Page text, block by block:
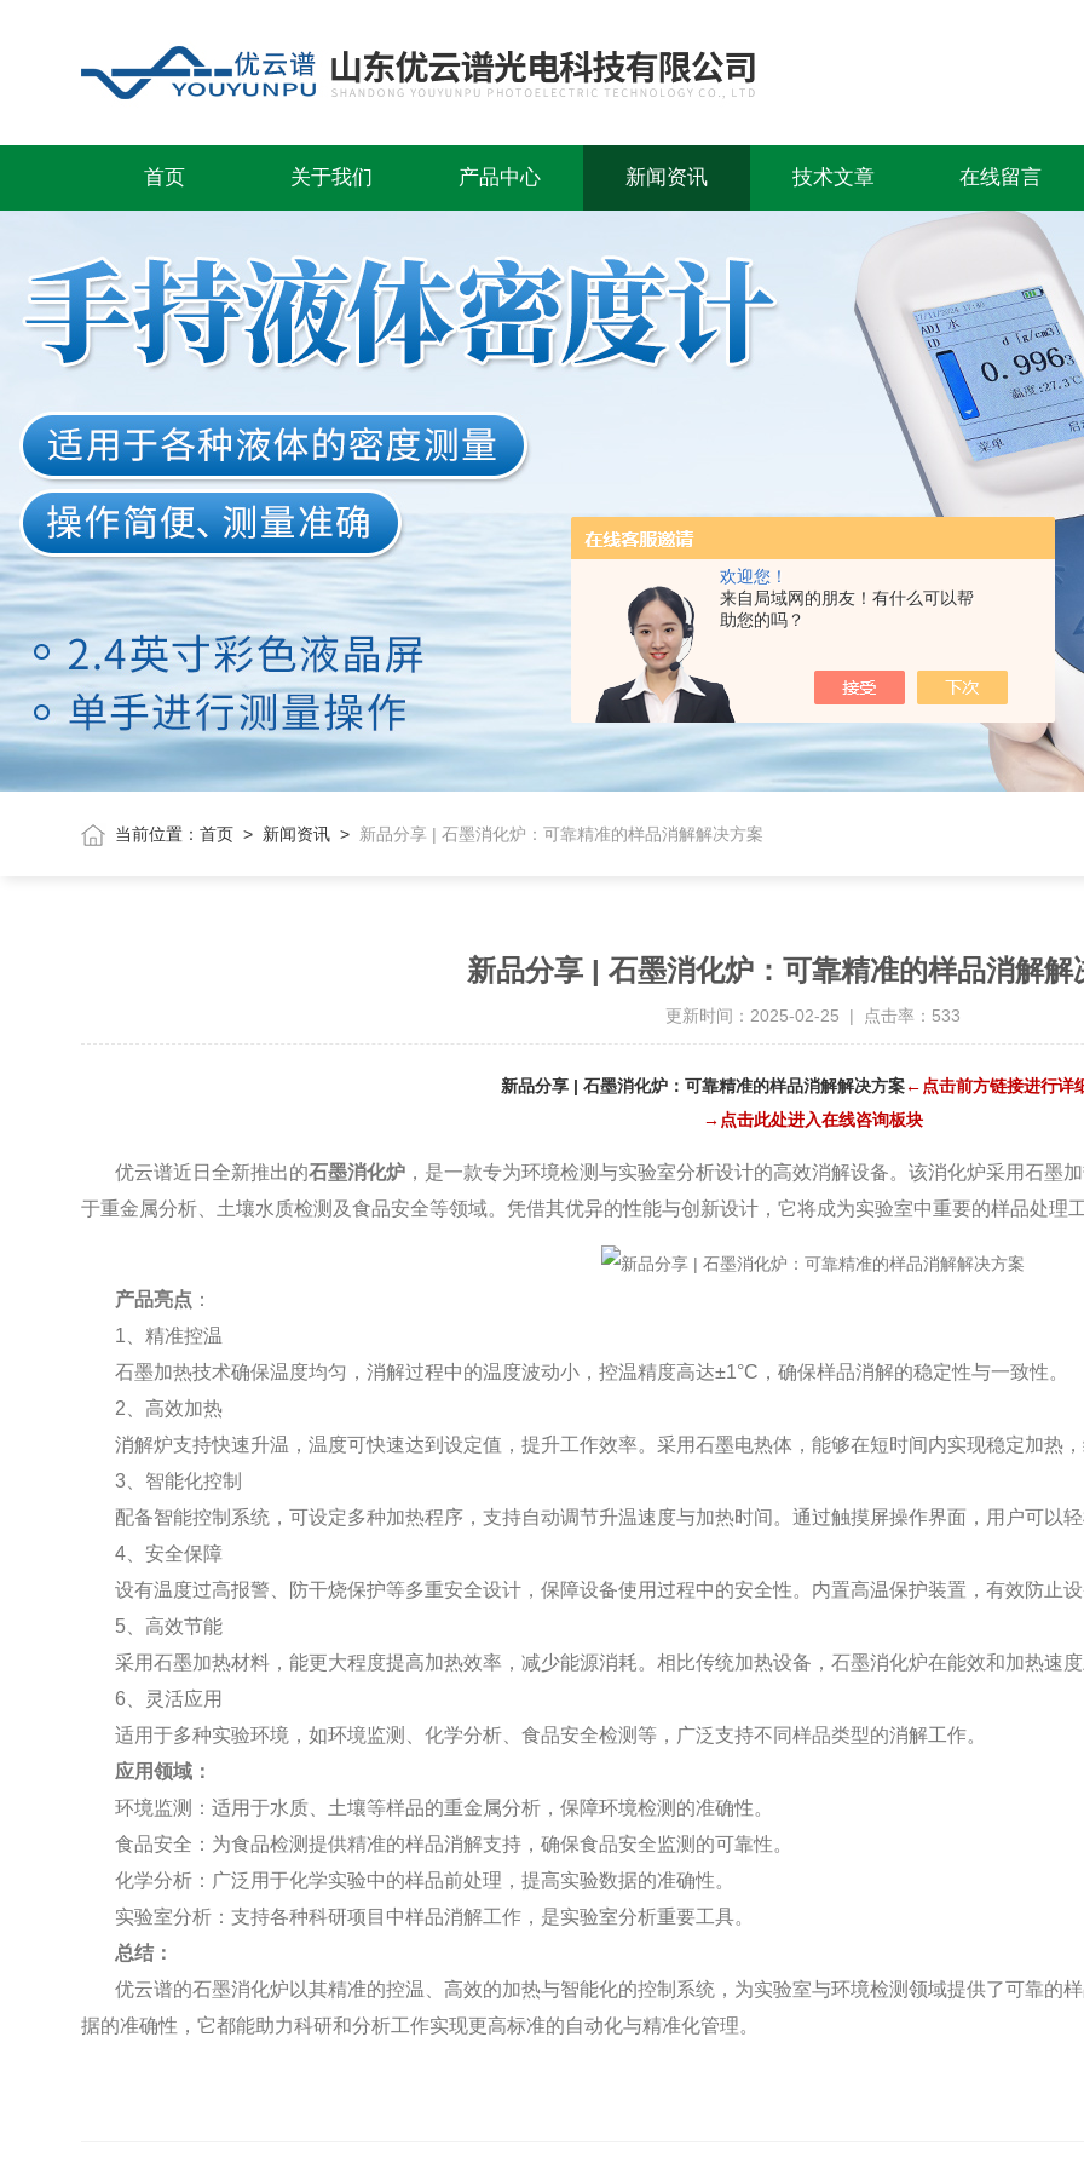
欢迎您！
来自局域网的朋友！有什么可以帮
助您的吗？
首页 关于我们 产品中心 新闻资讯 技术文章 在线留言
当前位置：首页 > 新闻资讯 > 新品分享 | 石墨消化炉：可靠精准的样品消解解决方案
新品分享 | 石墨消化炉：可靠精准的样品消解解
更新时间：2025-02-25 | 点击率：533
新品分享 | 石墨消化炉：可靠精准的样品消解解决方案←点击前方链接进行详
→点击此处进入在线咨询板块
优云谱近日全新推出的石墨消化炉 ，是一款专为环境检测与实验室分析设计的高效消解设备。该消化炉采用石墨
于重金属分析、土壤水质检测及食品安全等领域。凭借其优异的性能与创新设计，它将成为实验室中重要的样品处理
产品亮点 ：
1、精准控温
石墨加热技术确保温度均匀，消解过程中的温度波动小，控温精度高达±1°C，确保样品消解的稳定性与一致性。
2、高效加热
消解炉支持快速升温，温度可快速达到设定值，提升工作效率。采用石墨电热体，能够在短时间内实现稳定加热
3、智能化控制
配备智能控制系统，可设定多种加热程序，支持自动调节升温速度与加热时间。通过触摸屏操作界面，用户可以
4、安全保障
设有温度过高报警、防干烧保护等多重安全设计，保障设备使用过程中的安全性。内置高温保护装置，有效防止
5、高效节能
采用石墨加热材料，能更大程度提高加热效率，减少能源消耗。相比传统加热设备，石墨消化炉在能效和加热速
6、灵活应用
适用于多种实验环境，如环境监测、化学分析、食品安全检测等，广泛支持不同样品类型的消解工作。
应用领域：
环境监测：适用于水质、土壤等样品的重金属分析，保障环境检测的准确性。
食品安全：为食品检测提供精准的样品消解支持，确保食品安全监测的可靠性。
化学分析：广泛用于化学实验中的样品前处理，提高实验数据的准确性。
实验室分析：支持各种科研项目中样品消解工作，是实验室分析重要工具。
总结：
优云谱的石墨消化炉以其精准的控温、高效的加热与智能化的控制系统，为实验室与环境检测领域提供了可靠的
据的准确性，它都能助力科研和分析工作实现更高标准的自动化与精准化管理。